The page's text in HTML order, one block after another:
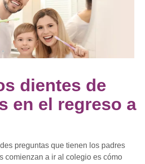
dientes de
en el regreso a
preguntas que tienen los padres
comienzan a ir al colegio es cómo